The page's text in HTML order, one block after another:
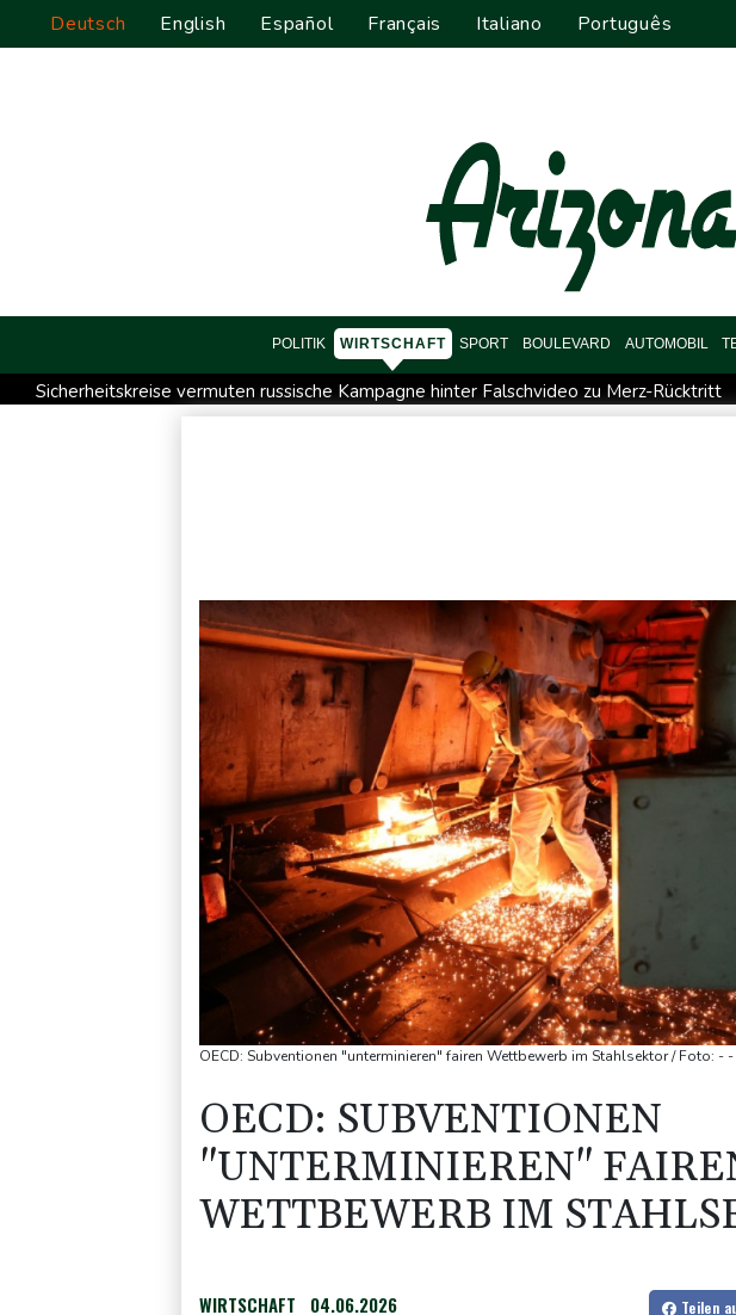
Deutsch English Español Français Italiano Português
POLITIK WIRTSCHAFT SPORT BOULEVARD AUTOMOBIL
Sicherheitskreise vermuten russische Kampagne hinter Falschvideo zu Merz-Rücktritt
Verurteilte
Medien:
OECD: Subventionen "unterminieren" fairen Wettbewerb im Stahlsektor / Foto: - -
OECD: SUBVENTIONEN
"UNTERMINIEREN"
WETTBEWERB IM
WIRTSCHAFT 04.06.2026 Teilen